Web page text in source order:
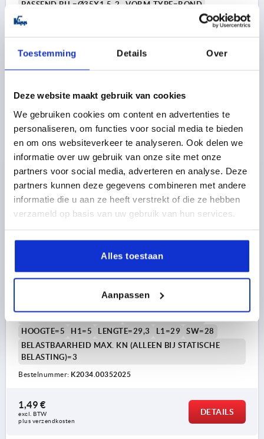
Toestemming Details Over
Deze website maakt gebruik van cookies
We gebruiken cookies om content en advertenties te
personaliseren, om functies voor social media te bieden
en om ons websiteverkeer te analyseren. Ook delen we
informatie over uw gebruik van onze site met onze
partners voor social media, adverteren en analyse. Deze
partners kunnen deze gegevens combineren met andere
informatie die u aan ze heeft verstrekt of die ze hebben
verzameld op basis van uw gebruik van hun services.
Alles toestaan
Aanpassen
PASSEND BIJ =Ø35X1,5-2
VORM-TYPE=ROND
HOOGTE=5
SW=28
1,37 €
K2034 A
AFSTELPLUG MET GLIJBESCHERMINGSINSER, VORM:A
ROND, D=35, L1=29, POLYAMIDE ZWART, VOOR RONDE
UITVOERING 2=VOOR RONDE BUIZEN
HOOGTE=5
H1=5 LENGTE=29,3 L1=29
SW=28
BELASTBAARHEID MAX. KN (ALLEEN BIJ STATISCHE
BELASTING)=3
Bestelnummer: K2034.00352025
1,49 €
excl. BTW
plus verzendkosten
DETAILS